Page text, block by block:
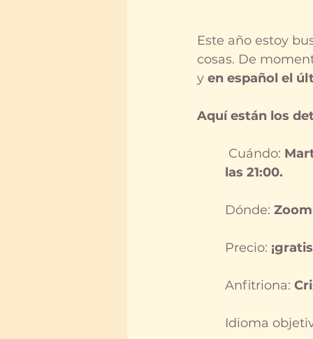
Este año estoy
cosas. De
y en español el
Aquí están los
Cuándo:
las 21:00.
Dónde:
Precio:
Anfitriona:
Idioma